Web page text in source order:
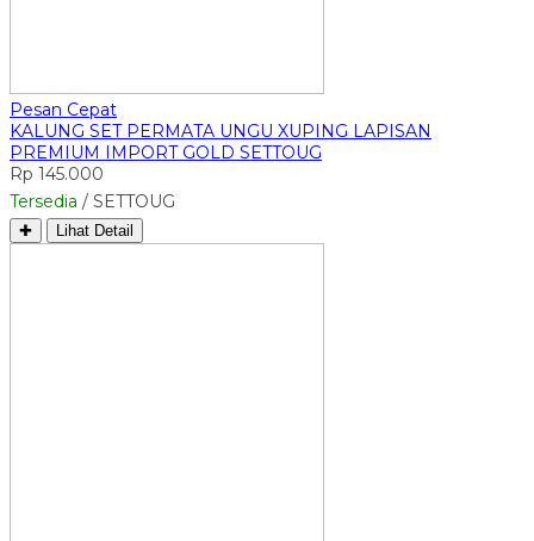
Pesan Cepat
KALUNG SET PERMATA UNGU XUPING LAPISAN
PREMIUM IMPORT GOLD SETTOUG
Rp 145.000
Tersedia / SETTOUG
✚ Lihat Detail